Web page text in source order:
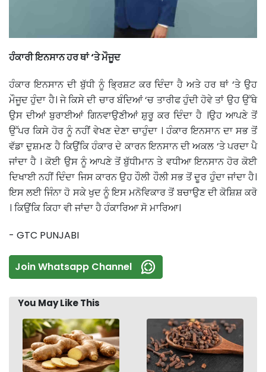
ਹੰਕਾਰੀ ਇਨਸਾਨ ਹਰ ਥਾਂ ‘ਤੇ ਮੌਜੂਦ
ਹੰਕਾਰ ਇਨਸਾਨ ਦੀ ਬੁੱਧੀ ਨੂੰ ਭ੍ਰਿਸ਼ਟ ਕਰ ਦਿੰਦਾ ਹੈ ਅਤੇ ਹਰ ਥਾਂ ‘ਤੇ ਉਹ
ਮੌਜੂਦ ਹੁੰਦਾ ਹੈ। ਜੇ ਕਿਸੇ ਦੀ ਚਾਰ ਬੰਦਿਆਂ ‘ਚ ਤਾਰੀਫ ਹੁੰਦੀ ਹੋਵੇ ਤਾਂ ਉਹ ਉੱਥੇ
ਉਸ ਦੀਆਂ ਬੁਰਾਈਆਂ ਗਿਨਵਾਉਣੀਆਂ ਸ਼ੁਰੂ ਕਰ ਦਿੰਦਾ ਹੈ ।ਉਹ ਆਪਣੇ ਤੋਂ
ਉੱਪਰ ਕਿਸੇ ਹੋਰ ਨੂੰ ਨਹੀਂ ਵੇਖਣ ਦੇਣਾ ਚਾਹੁੰਦਾ । ਹੰਕਾਰ ਇਨਸਾਨ ਦਾ ਸਭ ਤੋਂ
ਵੱਡਾ ਦੁਸ਼ਮਣ ਹੈ ਕਿਉਂਕਿ ਹੰਕਾਰ ਦੇ ਕਾਰਨ ਇਨਸਾਨ ਦੀ ਅਕਲ ‘ਤੇ ਪਰਦਾ ਪੈ
ਜਾਂਦਾ ਹੈ । ਕੋਈ ਉਸ ਨੂੰ ਆਪਣੇ ਤੋਂ ਬੁੱਧੀਮਾਨ ਤੇ ਵਧੀਆ ਇਨਸਾਨ ਹੋਰ ਕੋਈ
ਦਿਖਾਈ ਨਹੀਂ ਦਿੰਦਾ ਜਿਸ ਕਾਰਨ ਉਹ ਹੌਲੀ ਹੌਲੀ ਸਭ ਤੋਂ ਦੂਰ ਹੁੰਦਾ ਜਾਂਦਾ ਹੈ।
ਇਸ ਲਈ ਜਿੰਨਾ ਹੋ ਸਕੇ ਖੁਦ ਨੂੰ ਇਸ ਮਨੋਵਿਕਾਰ ਤੋਂ ਬਚਾਉਣ ਦੀ ਕੋਸ਼ਿਸ਼ ਕਰੋ
। ਕਿਉਂਕਿ ਕਿਹਾ ਵੀ ਜਾਂਦਾ ਹੈ ਹੰਕਾਰਿਆ ਸੋ ਮਾਰਿਆ।
- GTC PUNJABI
Join Whatsapp Channel
You May Like This